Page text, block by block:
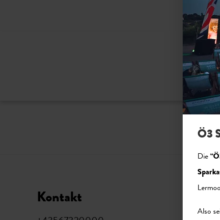
Bitte
Kontakt
Ö3
Die
Also